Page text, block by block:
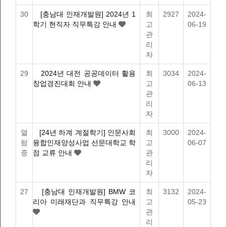
30
[충남대 인재개발원] 2024년 1
학기 현직자 직무특강 안내
최
고
관
리
자
2927
2024-
06-19
29
2024년 대전 공공데이터 활용
창업경진대회 안내
최
고
관
리
자
3034
2024-
06-13
열
람
중
[24년 하계 계절학기] 인문사회
융합인재양성사업 선문대학교 학
점 교류 안내
최
고
관
리
자
3000
2024-
06-07
27
[충남대 인재개발원] BMW 코
리아 미래재단과 직무특강 안내
최
고
관
리
3132
2024-
05-23